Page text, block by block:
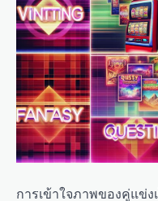
การเข้าใจภาพของคู่แข่